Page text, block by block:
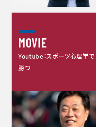
MOVIE
Youtube：スポーツ心理学で
勝つ